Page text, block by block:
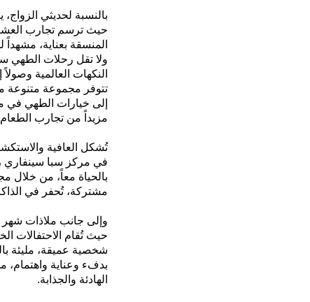
بالنسبة لحديثي
حيث ترسم تجارب
المنسقة بعناية،
ولا تقل رحلات الطهي
النكهات العالمية وصولاً
تتوفر مجموعة
إلى خيارات الطهي في
مزيداً من تجارب الطعام
تُشكل العافية
في مركز سبا سينفاري
بالحياة معاً، من خلال
مشتركة، تُحفر في
وإلى جانب ملاذات شهر
حيث تُقام الاحتفالات
شخصية عميقة، مليئة
بدفء وعناية واهتمام،
الهادئة والجذابة.